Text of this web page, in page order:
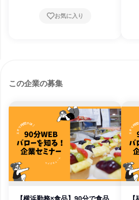
お気に入り
この企業の募集